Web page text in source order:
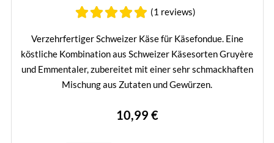
(1 reviews)
Verzehrfertiger Schweizer Käse für Käsefondue. Eine
köstliche Kombination aus Schweizer Käsesorten Gruyère
und Emmentaler, zubereitet mit einer sehr schmackhaften
Mischung aus Zutaten und Gewürzen.
10,99 €